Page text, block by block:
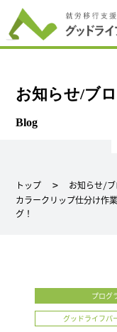
お知らせ/ブ
Blog
トップ
お知らせ/
カラークリップ仕分け作
グ！
プログ
グッドライフパ